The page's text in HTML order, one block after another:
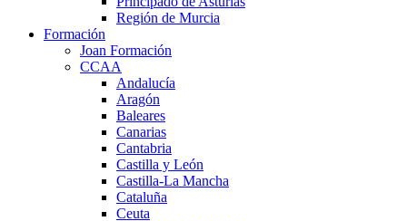
Región de Murcia
Formación
Joan Formación
CCAA
Andalucía
Aragón
Baleares
Canarias
Cantabria
Castilla y León
Castilla-La Mancha
Cataluña
Ceuta